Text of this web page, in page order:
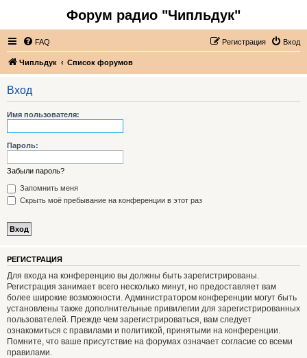
Форум радио "Чипльдук"
FAQ Вход
Регистрация
Чипльдук Список форумов
Вход
Имя пользователя:
Пароль:
Забыли пароль?
Запомнить меня
Скрыть моё пребывание на конференции в этот раз
РЕГИСТРАЦИЯ
Для входа на конференцию вы должны быть зарегистрированы.
Регистрация занимает всего несколько минут, но предоставляет вам
более широкие возможности. Администратором конференции могут быть
установлены также дополнительные привилегии для зарегистрированных
пользователей. Прежде чем зарегистрироваться, вам следует
ознакомиться с правилами и политикой, принятыми на конференции.
Помните, что ваше присутствие на форумах означает согласие со всеми
правилами.